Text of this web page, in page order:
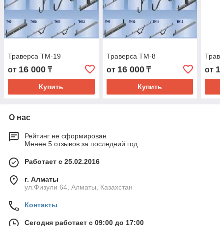
Траверса ТМ-19
от 16 000 ₸
Купить
Траверса ТМ-8
от 16 000₸
Купить
от
О нас
Рейтинг не сформирован
Менее 5 отзывов за последний год
Работает с 25.02.2016
г. Алматы
ул.Физули 64, Алматы, Казахстан
Контакты
Сегодня работает с 09:00 до 17:00